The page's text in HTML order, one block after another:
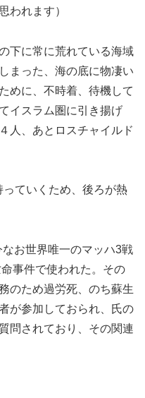
われます）
下に常に荒れている海域
まった、海の底に物凄い
めに、不時着、待機して
イスラム圏に引き揚げ
人、あとロスチャイルド
ていくため、後ろが熱
お世界唯一のマッハ3戦
事件で使われた。その
のため過労死、のち蘇生
が参加しておられ、氏の
問されており、その関連